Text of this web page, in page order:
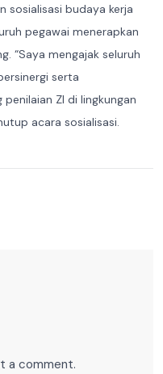
sosialisasi budaya kerja
pegawai menerapkan
“Saya mengajak seluruh
serta
ZI di lingkungan
acara sosialisasi.
a comment.